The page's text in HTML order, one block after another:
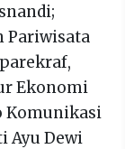
Pariwisata
Ekonomi
Komunikasi
Ayu Dewi